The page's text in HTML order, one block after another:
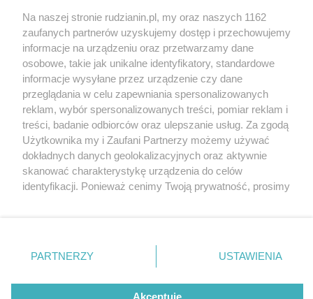
Inwestycja na miarę naszych możliwości. Coś nie
wyszło przed dworcem w Rudzie Śląskiej Chebziu
Wydawca mediów
Nie zapomnij
zapoznać się z:
polityką prywatności regulamin korzystania z portali
Twojemiasto
Piekary Śląskie
Chorzów
Tarnowskie Góry
Gliwice
Skontakuj sięz nami
Kontakt
Wydawca
Redakcja
Na naszej stronie rudzianin.pl, my oraz naszych 1162
zaufanych partnerów uzyskujemy dostęp i przechowujemy
informacje na urządzeniu oraz przetwarzamy dane
osobowe, takie jak unikalne identyfikatory, standardowe
informacje wysyłane przez urządzenie czy dane
przeglądania w celu zapewniania spersonalizowanych
reklam, wybór spersonalizowanych treści, pomiar reklam i
treści, badanie odbiorców oraz ulepszanie usług. Za zgodą
Użytkownika my i Zaufani Partnerzy możemy używać
dokładnych danych geolokalizacyjnych oraz aktywnie
skanować charakterystykę urządzenia do celów
identyfikacji. Ponieważ cenimy Twoją prywatność, prosimy
prywatności znajdujący się w lewym dolnym rogu strony
. Niektóre rodzaje przetwarzania danych nie wymagają
zgody użytkownika, ale masz prawo sprzeciwić się
takiemu przetwarzaniu. Preferencje będą miały
PARTNERZY USTAWIENIA
Akceptuję